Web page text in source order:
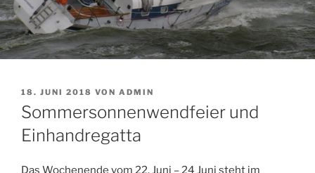
VERÖFFENTLICHT
AM
18. JUNI 2018 VON ADMIN
Sommersonnenwendfeier und
Einhandregatta
Das Wochenende vom 22. Juni – 24 Juni steht im